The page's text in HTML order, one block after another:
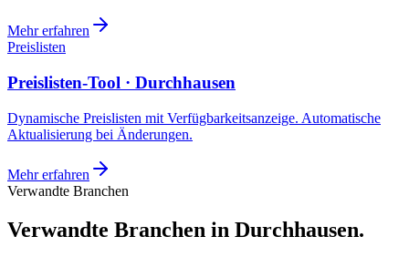
Mehr erfahren
Preislisten
Preislisten-Tool · Durchhausen
Dynamische Preislisten mit Verfügbarkeitsanzeige. Automatische
Aktualisierung bei Änderungen.
Mehr erfahren
Verwandte Branchen
Verwandte Branchen in Durchhausen.